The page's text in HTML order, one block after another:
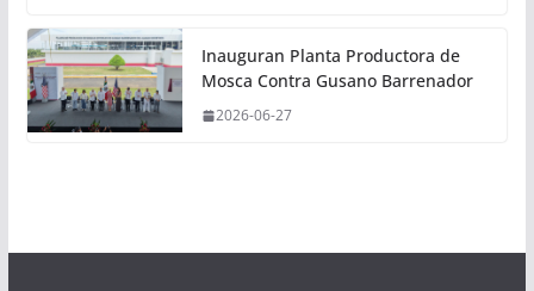
Inauguran Planta Productora de
Mosca Contra Gusano Barrenador
2026-06-27